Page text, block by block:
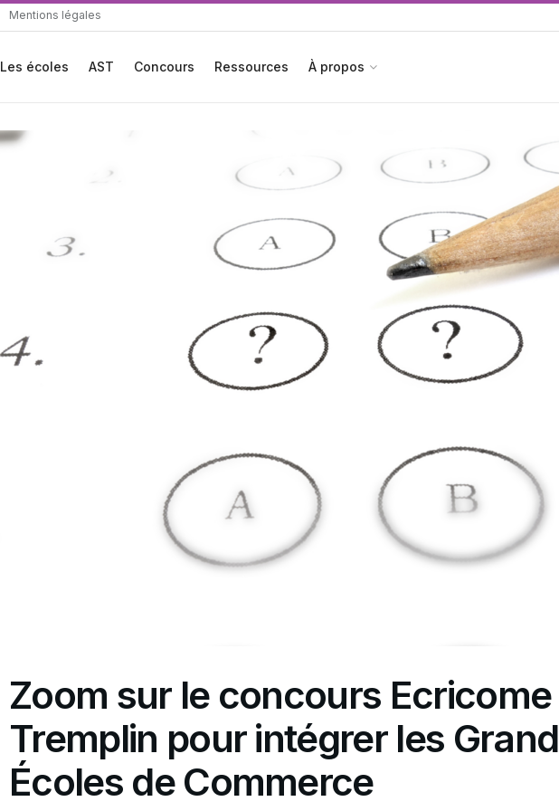
Mentions légales
Les écoles AST Concours Ressources À propos
Zoom sur le concours Ecricome
Tremplin pour intégrer les
Écoles de Commerce